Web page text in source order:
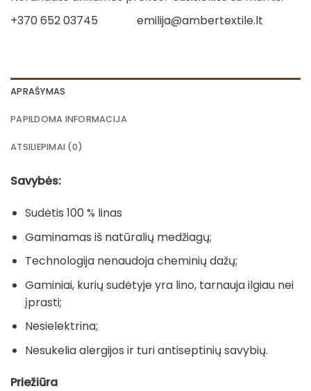
+370 652 03745
emilija@ambertextile.lt
APRAŠYMAS
PAPILDOMA INFORMACIJA
ATSILIEPIMAI (0)
Savybės:
Sudėtis 100 % linas
Gaminamas iš natūralių medžiagų;
Technologija nenaudoja cheminių dažų;
Gaminiai, kurių sudėtyje yra lino, tarnauja ilgiau nei
įprasti;
Nesielektrina;
Nesukelia alergijos ir turi antiseptinių savybių.
Priežiūra